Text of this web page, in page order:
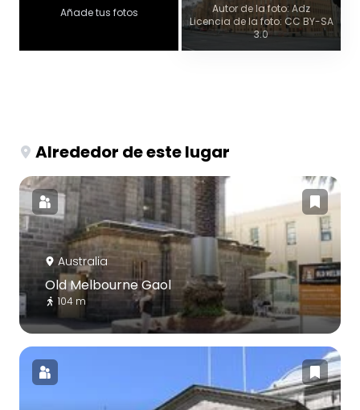
Añade tus fotos
Autor de la foto: Adz
Licencia de la foto: CC BY-SA
3.0
Alrededor de este lugar
Australia
Old Melbourne Gaol
104 m